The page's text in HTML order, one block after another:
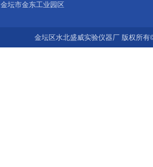
金坛市金东工业园区
金坛区水北盛威实验仪器厂 版权所